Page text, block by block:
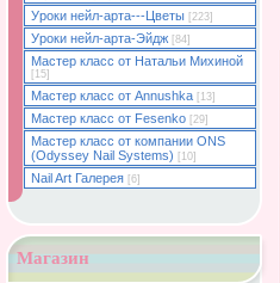
Уроки нейл-арта---Цветы [223]
Уроки нейл-арта-Эйдж [84]
Мастер класс от Натальи Михиной
[15]
Мастер класс от Annushka [13]
Мастер класс от Fesenko [29]
Мастер класс от компании ONS
(Odyssey Nail Systems)
[10]
Nail Art Галерея [6]
Магазин